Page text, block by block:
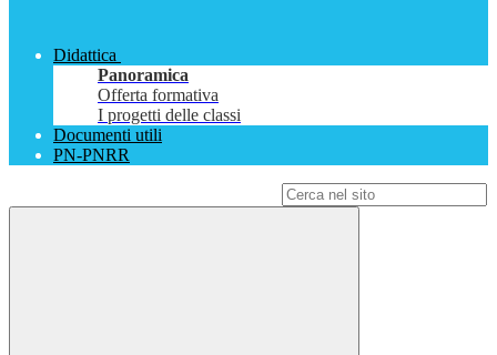
Didattica
Panoramica
Offerta formativa
I progetti delle classi
Documenti utili
PN-PNRR